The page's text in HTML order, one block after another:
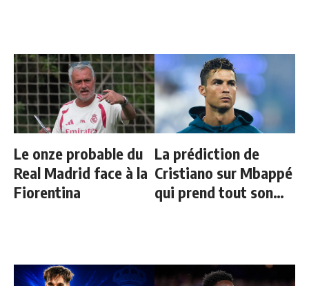
Le onze probable du
Real Madrid face à la
Fiorentina
La prédiction de
Cristiano sur Mbappé
qui prend tout son